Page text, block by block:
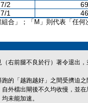
7/2
7/1
合」；「M」則代表「任何
（右前腿不良於行）著令退出
跑的「越跑越好」之間受擠迫
外檔出閘後不久均收慢，並
未能加速。